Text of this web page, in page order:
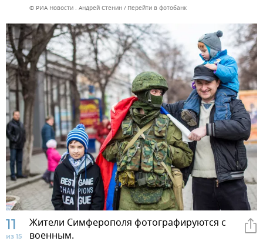
© РИА Новости . Андрей Стенин Перейти в фотобанк
11
из 15
Жители Симферополя фотографируются с
военным.